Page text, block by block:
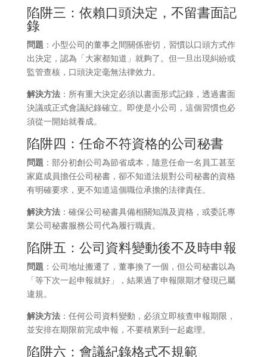
陷阱三：依賴口頭決定，不留書面記
錄
問題 ：小型公司的董事之間關係密切，習慣以口頭方式作
出決定，認為「大家都知道」就夠了。但一旦出現糾紛或
監管查核，口頭決定毫無法律效力。
解決方法：所有重大決定必須以書面形式記錄，透過書面
決議或正式會議紀錄確立。即使是小公司，這個習慣也必
須從一開始就養成。
陷阱四：任命不符資格的公司秘書
問題 ：部分初創公司為節省成本，隨意任命一名員工甚至
家庭成員擔任公司秘書，卻不知道法規對公司秘書的資格
有明確要求，更不知道這個職位承擔的法律責任。
解決方法：確保公司秘書具備相關知識及資格，或委託專
業公司秘書服務公司代為履行職責。
陷阱五：公司資料變動後不及時申報
問題 ：公司地址搬遷了，董事換了一個，但公司秘書以為
「等下次一起申報就好」，結果過了申報限期才發現已屬
違規。
解決方法：任何公司資料變動，必須立即核查申報期限，
並安排在期限前完成申報，不要積累到一起處理。
陷阱六：會議紀錄格式不規範